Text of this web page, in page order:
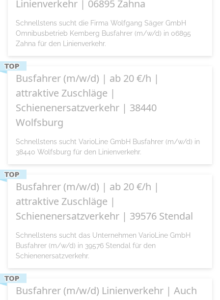
Linienverkehr | 06895 Zahna
Schnellstens sucht die Firma Wolfgang Säger GmbH
Omnibusbetrieb Kemberg Busfahrer (m/w/d) in 06895
Zahna für den Linienverkehr.
Busfahrer (m/w/d) | ab 20 €/h |
attraktive Zuschläge |
Schienenersatzverkehr | 38440
Wolfsburg
Schnellstens sucht VarioLine GmbH Busfahrer (m/w/d) in
38440 Wolfsburg für den Linienverkehr.
Busfahrer (m/w/d) | ab 20 €/h |
attraktive Zuschläge |
Schienenersatzverkehr | 39576 Stendal
Schnellstens sucht das Unternehmen VarioLine GmbH
Busfahrer (m/w/d) in 39576 Stendal für den
Schienenersatzverkehr.
Busfahrer (m/w/d) Linienverkehr | Auch